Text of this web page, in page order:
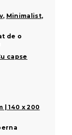
, Minimalist,
de o
capse
| 140 x 200